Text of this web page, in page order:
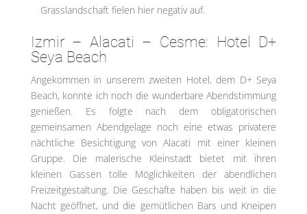
Grasslandschaft fielen hier negativ auf.
Izmir – Alacati – Cesme: Hotel D+
Seya Beach
Angekommen in unserem zweiten Hotel, dem D+ Seya
Beach, konnte ich noch die wunderbare Abendstimmung
genießen. Es folgte nach dem obligatorischen
gemeinsamen Abendgelage noch eine etwas privatere
nächtliche Besichtigung von Alacati mit einer kleinen
Gruppe. Die malerische Kleinstadt bietet mit ihren
kleinen Gassen tolle Möglichkeiten der abendlichen
Freizeitgestaltung. Die Geschäfte haben bis weit in die
Nacht geöffnet, und die gemütlichen Bars und Kneipen